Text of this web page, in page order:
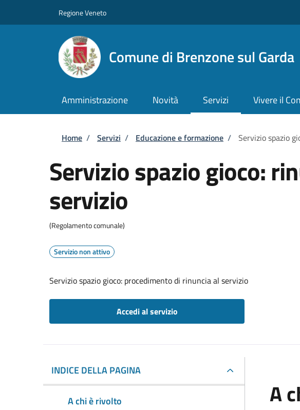
Regione Veneto
Comune di Brenzone sul Garda
Amministrazione Novità Servizi Vivere il
Briciole di pane
Home / Servizi / Educazione e formazione / Servizio spazio
Servizio spazio gioco:
servizio
(Regolamento comunale)
Servizio non attivo
Servizio spazio gioco: procedimento di rinuncia al servizio
Accedi al servizio
INDICE DELLA PAGINA
A chi è rivolto
A